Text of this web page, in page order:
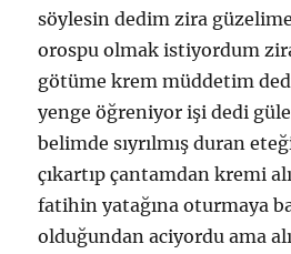
söylesin dedim zira
orospu olmak istiyordum
götüme krem müddetim
yenge öğreniyor işi dedi
belimde sıyrılmış duran
çıkartıp çantamdan kremi
fatihin yatağına oturmaya
olduğundan aciyordu ama